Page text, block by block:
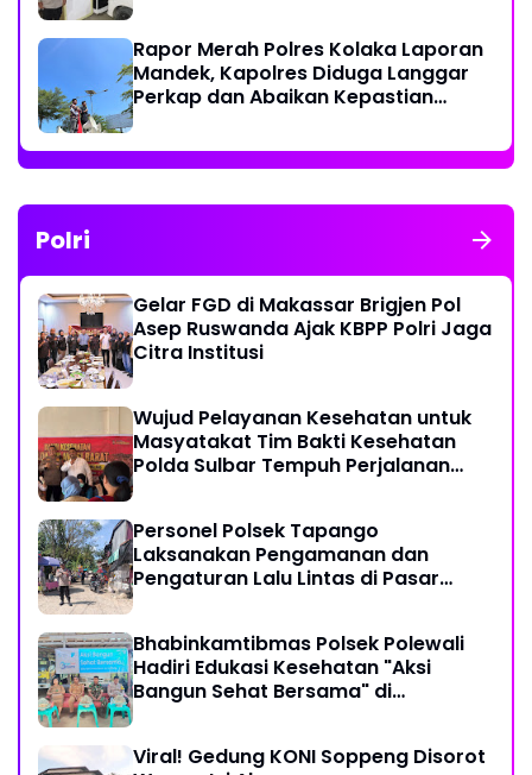
Rapor Merah Polres Kolaka Laporan
Mandek, Kapolres Diduga Langgar
Perkap dan Abaikan Kepastian
Polri
Gelar FGD di Makassar Brigjen Pol
Asep Ruswanda Ajak KBPP Polri Jaga
Citra Institusi
Wujud Pelayanan Kesehatan untuk
Masyatakat Tim Bakti Kesehatan
Polda Sulbar Tempuh Perjalanan
Personel Polsek Tapango
Laksanakan Pengamanan dan
Pengaturan Lalu Lintas di Pasar
Bhabinkamtibmas Polsek Polewali
Hadiri Edukasi Kesehatan "Aksi
Bangun Sehat Bersama" di
Viral! Gedung KONI Soppeng Disorot